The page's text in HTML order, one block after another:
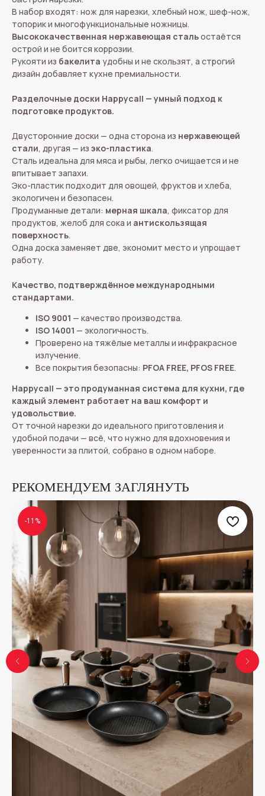
В набор входят: нож для нарезки, хлебный нож, шеф-нож,
топорик и многофункциональные ножницы.
Высококачественная нержавеющая стальостаётся
острой и не боится коррозии.
Рукояти из бакелита удобны и не скользят, а строгий
дизайн добавляет кухне премиальности.
Разделочные доски Happycall — умный подход к
подготовке продуктов.
Двусторонние доски — одна сторона из нержавеющей
стали, другая — из эко-пластика.
Сталь идеальна для мяса и рыбы, легко очищается и не
впитывает запахи.
Эко-пластик подходит для овощей, фруктов и хлеба,
экологичен и безопасен.
Продуманные детали: мерная шкала, фиксатор для
продуктов, желоб для сока и антискользящая
поверхность.
Одна доска заменяет две, экономит место и упрощает
работу.
Качество, подтверждённое международными
стандартами.
ISO 9001 — качество производства.
ISO 14001 — экологичность.
Проверено на тяжёлые металлы и инфракрасное
излучение.
Все покрытия безопасны: PFOA FREE, PFOS FREE.
Happycall — это продуманная система для кухни, где
каждый элемент работает на ваш комфорт и
удовольствие.
От точной нарезки до идеального приготовления и
удобной подачи — всё, что нужно для вдохновения и
уверенности за плитой, собрано в одном наборе.
РЕКОМЕНДУЕМ ЗАГЛЯНУТЬ
-11%